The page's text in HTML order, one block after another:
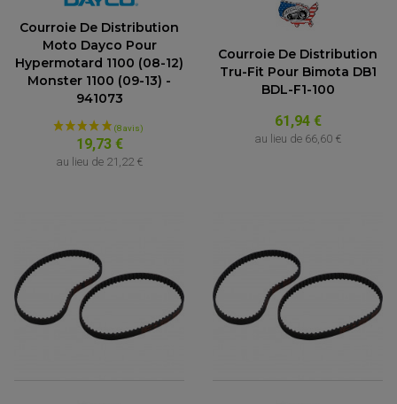
Courroie De Distribution
Moto Dayco Pour
Hypermotard 1100 (08-12)
Monster 1100 (09-13) -
941073
19,73 €
au lieu de 21,22 €
Courroie De Distribution
Tru-Fit Pour Bimota DB1
BDL-F1-100
61,94 €
au lieu de 66,60 €